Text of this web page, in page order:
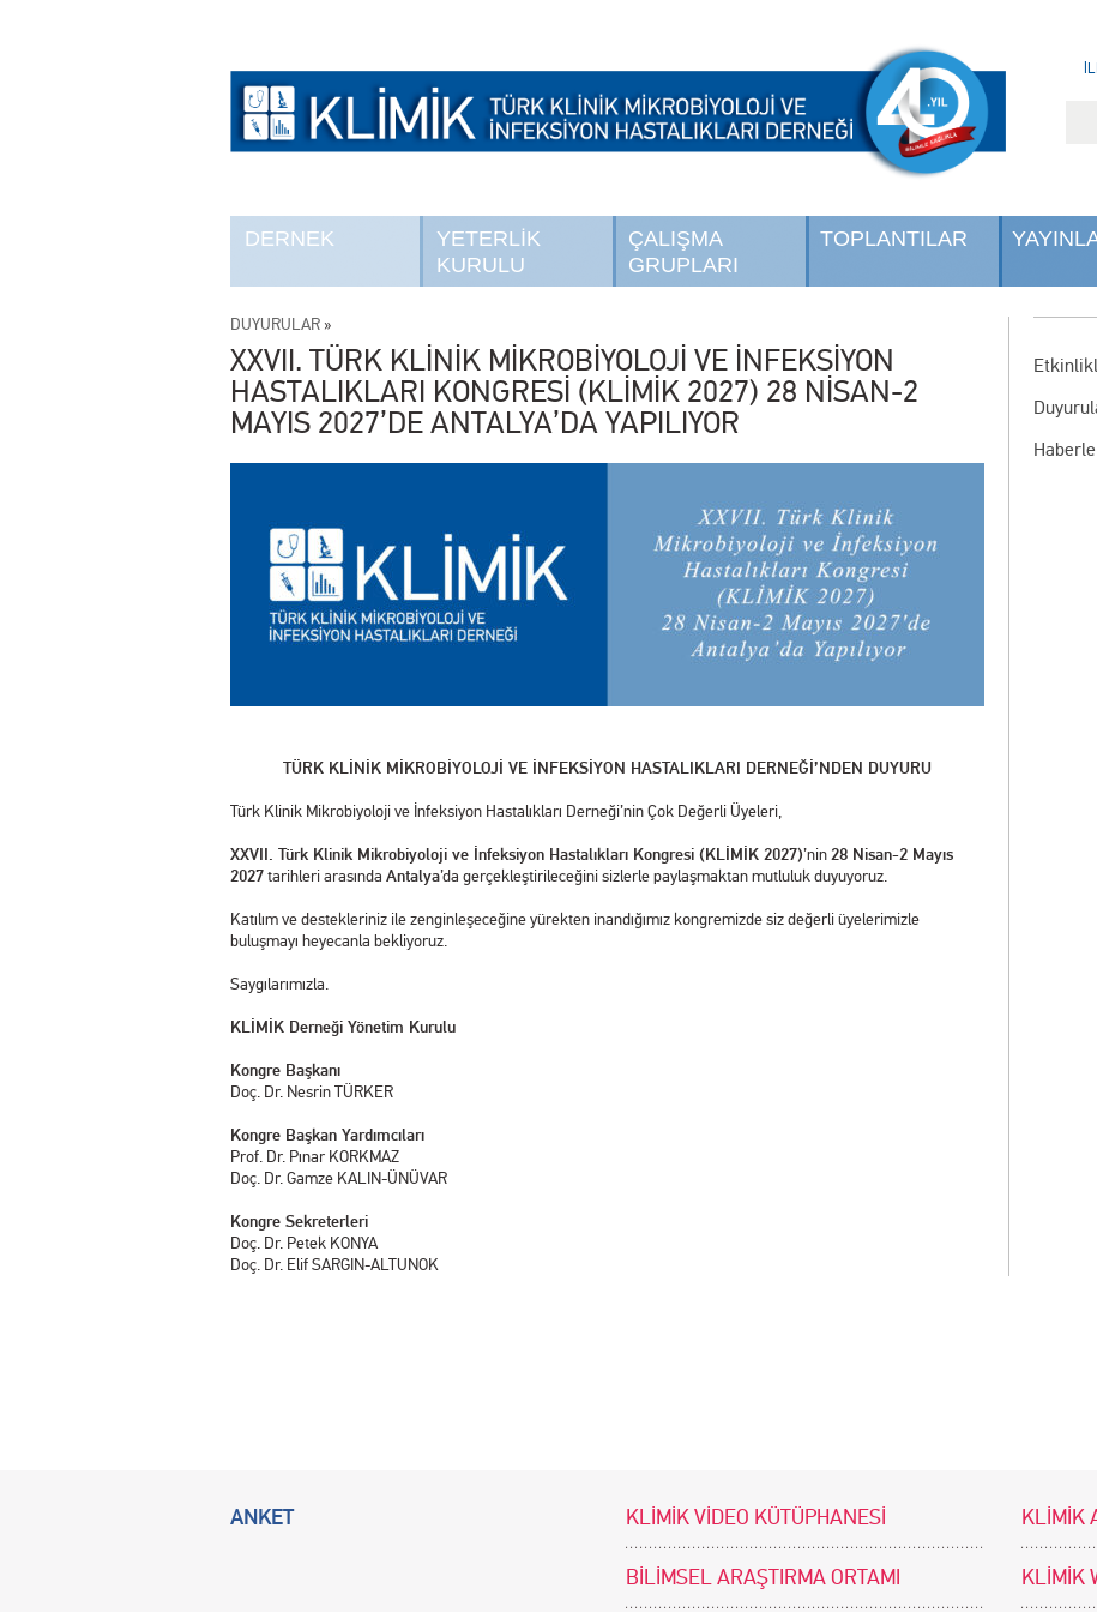
DERNEK
YETERLİK
KURULU
ÇALIŞMA
GRUPLARI
TOPLANTILAR
DUYURULAR »
XXVII. TÜRK KLİNİK MİKROBİYOLOJİ VE İNFEKSİYON
HASTALIKLARI KONGRESİ (KLİMİK 2027) 28 NİSAN-2
MAYIS 2027’DE ANTALYA’DA YAPILIYOR
TÜRK KLİNİK MİKROBİYOLOJİ VE İNFEKSİYON HASTALIKLARI DERNEĞİ’NDEN DUYURU
Türk Klinik Mikrobiyoloji ve İnfeksiyon Hastalıkları Derneği’nin Çok Değerli Üyeleri,
XXVII. Türk Klinik Mikrobiyoloji ve İnfeksiyon Hastalıkları Kongresi (KLİMİK 2027)’nin28 Nisan-2 Mayıs
2027tarihleri arasında Antalya’da gerçekleştirileceğini sizlerle paylaşmaktan mutluluk duyuyoruz.
Katılım ve destekleriniz ile zenginleşeceğine yürekten inandığımız kongremizde siz değerli üyelerimizle
buluşmayı heyecanla bekliyoruz.
Saygılarımızla.
KLİMİK Derneği Yönetim Kurulu
Kongre Başkanı
Doç. Dr. Nesrin TÜRKER
Kongre Başkan Yardımcıları
Prof. Dr. Pınar KORKMAZ
Doç. Dr. Gamze KALIN-ÜNÜVAR
Kongre Sekreterleri
Doç. Dr. Petek KONYA
Doç. Dr. Elif SARGIN-ALTUNOK
ANKET KLİMİK VİDEO KÜTÜPHANESİ KLİMİK
BİLİMSEL ARAŞTIRMA ORTAMI KLİMİK